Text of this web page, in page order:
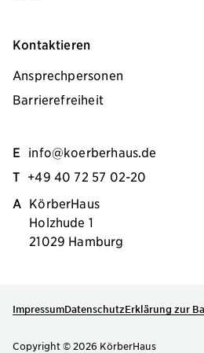
Kontaktieren
Ansprechpersonen
Barrierefreiheit
E info@koerberhaus.de
T +49 40 72 57 02-20
A KörberHaus
Holzhude 1
21029 Hamburg
ImpressumDatenschutzErklärung zur
Copyright © 2026 KörberHaus